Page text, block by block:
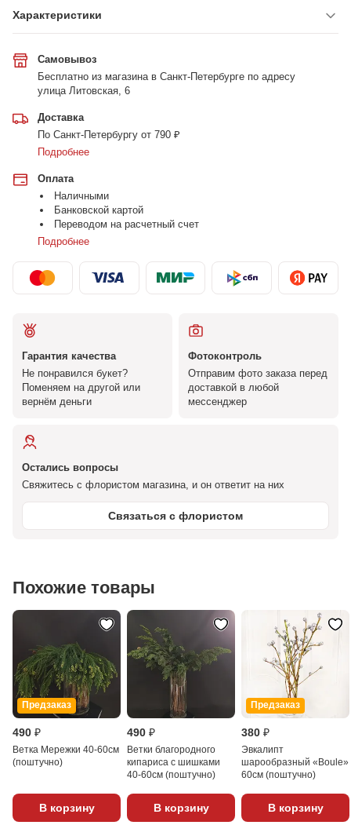
Характеристики
Самовывоз
Бесплатно из магазина в Санкт-Петербурге по адресу
улица Литовская, 6
Доставка
По Санкт-Петербургу от 790 ₽
Подробнее
Оплата
Наличными
Банковской картой
Переводом на расчетный счет
Подробнее
Гарантия качества
Не понравился букет?
Поменяем на другой или
вернём деньги
Фотоконтроль
Отправим фото заказа перед
доставкой в любой
мессенджер
Остались вопросы
Свяжитесь с флористом магазина, и он ответит на них
Связаться с флористом
Похожие товары
Предзаказ
490 ₽
Ветка Мережки 40-60см
(поштучно)
В корзину
490 ₽
Ветки благородного
кипариса с шишками
40-60см (поштучно)
В корзину
Предзаказ
380 ₽
Эвкалипт
шарообразный «Boule»
60см (поштучно)
В корзину